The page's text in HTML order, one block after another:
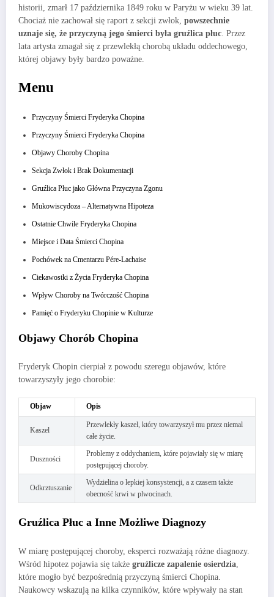
historii, zmarł 17 października 1849 roku w Paryżu w wieku 39 lat.
Chociaż nie zachował się raport z sekcji zwłok, powszechnie
uznaje się, że przyczyną jego śmierci była gruźlica płuc . Przez
lata artysta zmagał się z przewlekłą chorobą układu oddechowego,
której objawy były bardzo poważne.
Menu
Przyczyny Śmierci Fryderyka Chopina
Przyczyny Śmierci Fryderyka Chopina
Objawy Choroby Chopina
Sekcja Zwłok i Brak Dokumentacji
Gruźlica Płuc jako Główna Przyczyna Zgonu
Mukowiscydoza – Alternatywna Hipoteza
Ostatnie Chwile Fryderyka Chopina
Miejsce i Data Śmierci Chopina
Pochówek na Cmentarzu Pére-Lachaise
Ciekawostki z Życia Fryderyka Chopina
Wpływ Choroby na Twórczość Chopina
Pamięć o Fryderyku Chopinie w Kulturze
Objawy Chorób Chopina
Fryderyk Chopin cierpiał z powodu szeregu objawów, które
towarzyszyły jego chorobie:
Objaw Opis
Kaszel
Przewlekły kaszel, który towarzyszył mu przez niemal
całe życie.
Duszności
Problemy z oddychaniem, które pojawiały się w miarę
postępującej choroby.
Odkrztuszanie
Wydzielina o lepkiej konsystencji, a z czasem także
obecność krwi w plwocinach.
Gruźlica Płuc a Inne Możliwe Diagnozy
W miarę postępującej choroby, eksperci rozważają różne diagnozy.
Wśród hipotez pojawia się także gruźlicze zapalenie osierdzia
które mogło być bezpośrednią przyczyną śmierci Chopina.
Naukowcy wskazują na kilka czynników, które wpływały na stan